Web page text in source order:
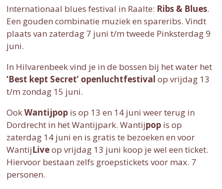
Internationaal blues festival in Raalte: Ribs & Blues.
Een gouden combinatie muziek en spareribs. Vindt
plaats van zaterdag 7 juni t/m tweede Pinksterdag 9
juni.
In Hilvarenbeek vind je in de bossen bij het water het
‘Best kept Secret’ openluchtfestival op vrijdag 13
t/m zondag 15 juni.
OokWantijpopis op 13 en 14 juni weer terug in
Dordrecht in het Wantijpark. Wantijpopis op
zaterdag 14 juni en is gratis te bezoeken en voor
WantijLiveop vrijdag 13 juni koop je wel een ticket.
Hiervoor bestaan zelfs groepstickets voor max. 7
personen.